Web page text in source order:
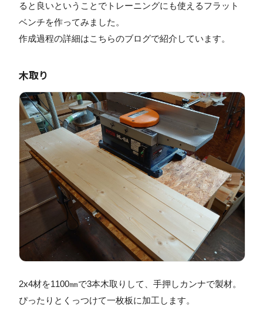
ると良いということでトレーニングにも使えるフラット
ベンチを作ってみました。
作成過程の詳細はこちらのブログで紹介しています。
木取り
2x4材を1100㎜で3本木取りして、手押しカンナで製材。
ぴったりとくっつけて一枚板に加工します。